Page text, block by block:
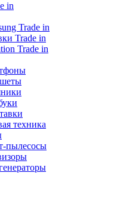
in
Trade in
Trade in
Trade in
техника
пылесосы